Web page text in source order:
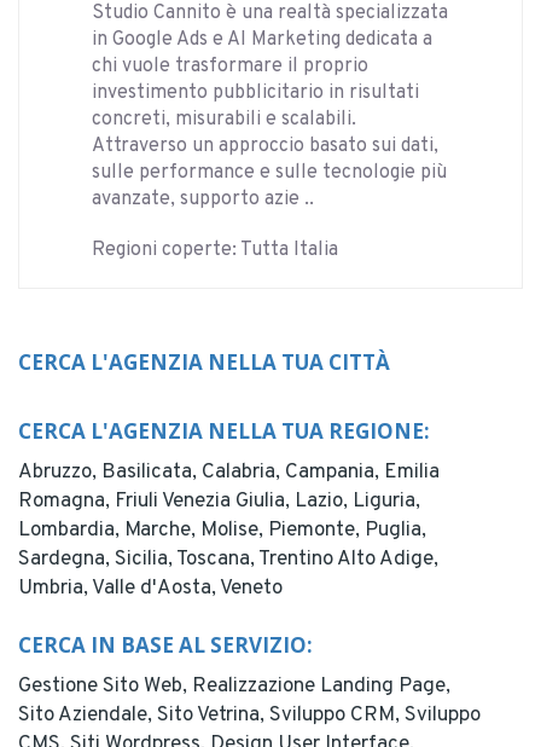
Studio Cannito è una realtà specializzata
in Google Ads e AI Marketing dedicata a
chi vuole trasformare il proprio
investimento pubblicitario in risultati
concreti, misurabili e scalabili.
Attraverso un approccio basato sui dati,
sulle performance e sulle tecnologie più
avanzate, supporto azie ..
Regioni coperte: Tutta Italia
CERCA L'AGENZIA NELLA TUA CITTÀ
CERCA L'AGENZIA NELLA TUA REGIONE:
Abruzzo, Basilicata, Calabria, Campania, Emilia
Romagna, Friuli Venezia Giulia, Lazio, Liguria,
Lombardia, Marche, Molise, Piemonte, Puglia,
Sardegna, Sicilia, Toscana, Trentino Alto Adige,
Umbria, Valle d'Aosta, Veneto
CERCA IN BASE AL SERVIZIO:
Gestione Sito Web, Realizzazione Landing Page,
Sito Aziendale, Sito Vetrina, Sviluppo CRM, Sviluppo